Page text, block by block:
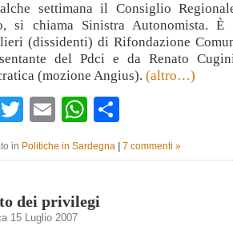
settimana il Consiglio
si chiama Sinistra Autonomista.
(dissidenti) di Rifondazione
del Pdci e da Renato
(mozione Angius). (altro…)
Facebook
TwitterEmailWhatsApp
in Politiche in Sardegna 7 commenti »
dei privilegi
15 Luglio 2007